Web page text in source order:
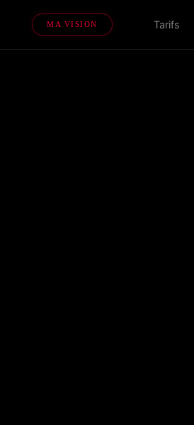
MA VISION Tarifs